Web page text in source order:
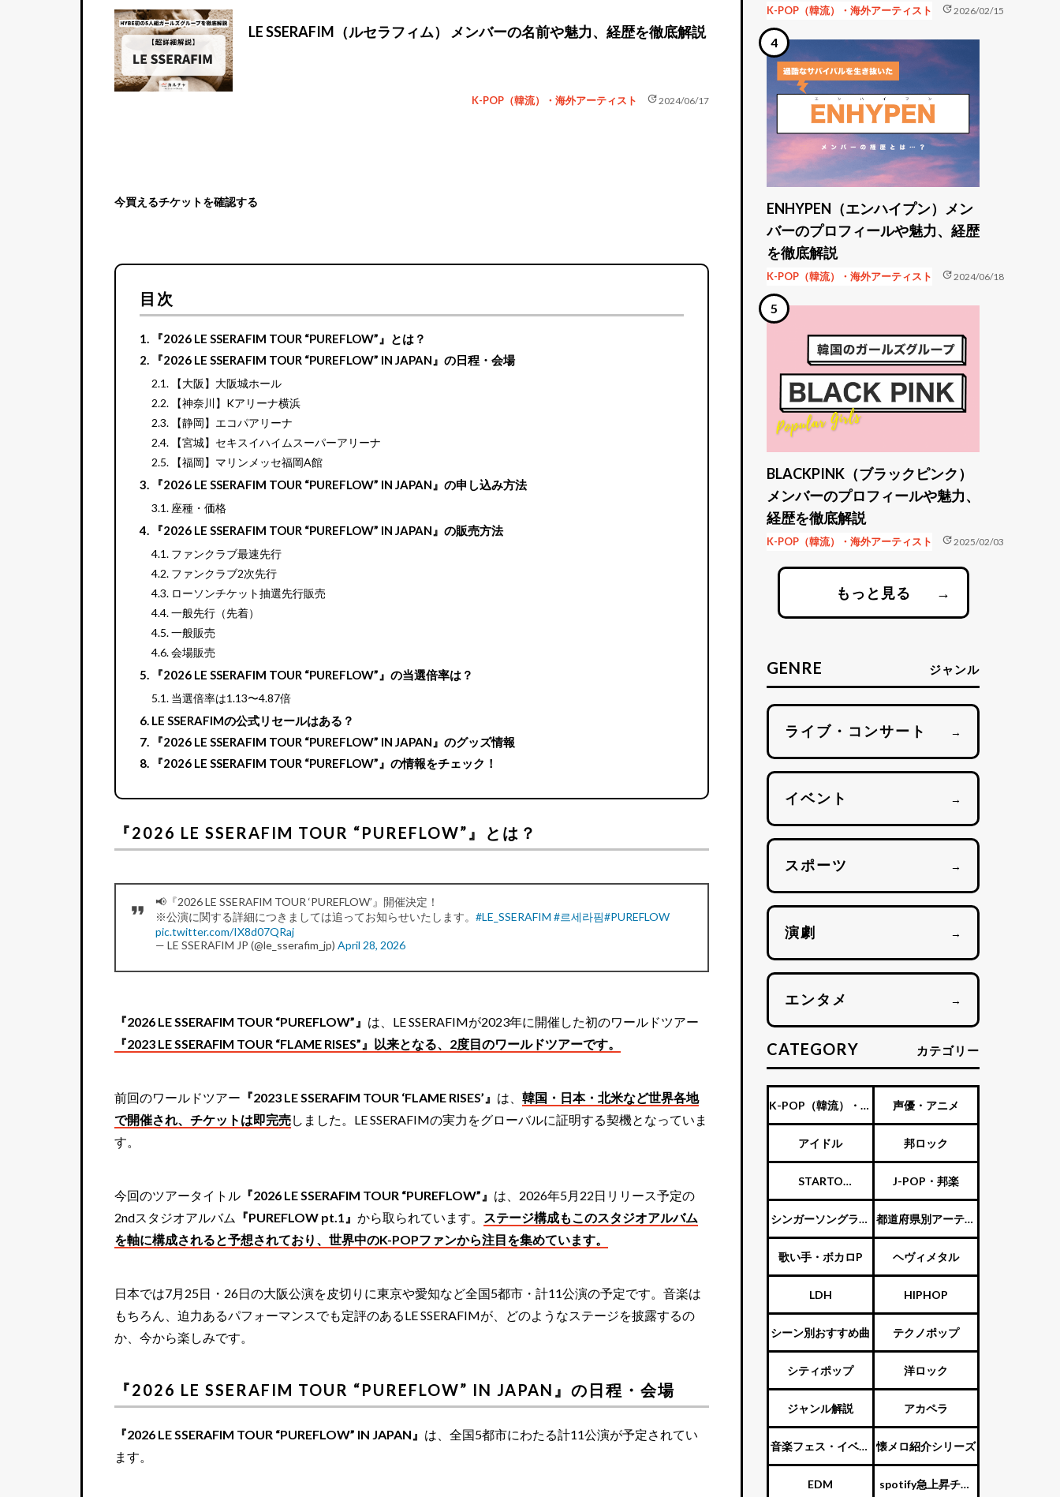
LE SSERAFIM（ルセラフィム） メンバーの名前や魅力、経歴を徹底解説
K-POP（韓流）・海外アーティスト update2024/06/17
今買えるチケットを確認する
目次
『2026 LE SSERAFIM TOUR “PUREFLOW”』とは？
『2026 LE SSERAFIM TOUR “PUREFLOW” IN JAPAN』の日程・会場
【大阪】大阪城ホール
【神奈川】Kアリーナ横浜
【静岡】エコパアリーナ
【宮城】セキスイハイムスーパーアリーナ
【福岡】マリンメッセ福岡A館
『2026 LE SSERAFIM TOUR “PUREFLOW” IN JAPAN』の申し込み方法
座種・価格
『2026 LE SSERAFIM TOUR “PUREFLOW” IN JAPAN』の販売方法
ファンクラブ最速先行
ファンクラブ2次先行
ローソンチケット抽選先行販売
一般先行（先着）
一般販売
会場販売
『2026 LE SSERAFIM TOUR “PUREFLOW”』の当選倍率は？
当選倍率は1.13〜4.87倍
LE SSERAFIMの公式リセールはある？
『2026 LE SSERAFIM TOUR “PUREFLOW” IN JAPAN』のグッズ情報
『2026 LE SSERAFIM TOUR “PUREFLOW”』の情報をチェック！
『2026 LE SSERAFIM TOUR “PUREFLOW”』とは？
📢『2026 LE SSERAFIM TOUR ‘PUREFLOW’』開催決定！
※公演に関する詳細につきましては追ってお知らせいたします。 #LE_SSERAFIM #르세라핌#PUREFLOW
pic.twitter.com/IX8d07QRaj
— LE SSERAFIM JP (@le_sserafim_jp) April 28, 2026
『2026 LE SSERAFIM TOUR “PUREFLOW”』 は、LE SSERAFIMが2023年に開催した初のワールドツアー
『2023 LE SSERAFIM TOUR “FLAME RISES”』以来となる、2度目のワールドツアーです。
前回のワールドツアー 『2023 LE SSERAFIM TOUR ‘FLAME RISES’』 は、 韓国・日本・北米など世界各地
で開催され、チケットは即完売しました。LE SSERAFIMの実力をグローバルに証明する契機となっていま
す。
今回のツアータイトル 『2026 LE SSERAFIM TOUR “PUREFLOW”』 は、2026年5月22日リリース予定の
2ndスタジオアルバム 『PUREFLOW pt.1』 から取られています。
ステージ構成もこのスタジオアルバム
を軸に構成されると予想されており、世界中のK-POPファンから注目を集めています。
日本では7月25日・26日の大阪公演を皮切りに東京や愛知など全国5都市・計11公演の予定です。音楽は
もちろん、迫力あるパフォーマンスでも定評のあるLE SSERAFIMが、どのようなステージを披露するの
か、今から楽しみです。
『2026 LE SSERAFIM TOUR “PUREFLOW” IN JAPAN』の日程・会場
『2026 LE SSERAFIM TOUR “PUREFLOW” IN JAPAN』 は、全国5都市にわたる計11公演が予定されてい
ます。
K-POP（韓流）・海外アーティスト update2026/02/15
ENHYPEN（エンハイプン）メン
バーのプロフィールや魅力、経歴
を徹底解説
K-POP（韓流）・海外アーティスト update2024/06/18
BLACKPINK（ブラックピンク）
メンバーのプロフィールや魅力、
経歴を徹底解説
K-POP（韓流）・海外アーティスト update2025/02/03
もっと見る →
GENRE ジャンル
ライブ・コンサート →
イベント →
スポーツ →
演劇 →
エンタメ →
CATEGORY カテゴリー
K-POP（韓流）・海
外アーティスト
声優・アニメ
アイドル 邦ロック
STARTO
ENTERTAINMENT（旧
ジャニーズ）
J-POP・邦楽
シンガーソングライ
ター
都道府県別アーティ
スト
歌い手・ボカロP ヘヴィメタル
LDH HIPHOP
シーン別おすすめ曲 テクノポップ
シティポップ 洋ロック
ジャンル解説 アカペラ
音楽フェス・イベン
ト
懐メロ紹介シリーズ
EDM spotify急上昇チャ